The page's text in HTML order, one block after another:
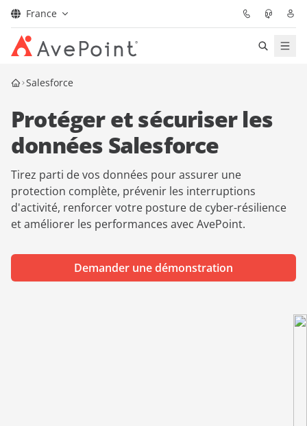
France
Solutions
Confidence Platform
Tarification
Partenaires
Ressources
À Propos
Salesforce
Protéger et sécuriser les
données Salesforce
Tirez parti de vos données pour assurer une
protection complète, prévenir les interruptions
d'activité, renforcer votre posture de cyber-résilience
et améliorer les performances avec AvePoint.
Demander une démonstration